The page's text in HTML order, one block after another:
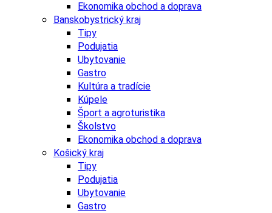
Ekonomika obchod a doprava
Banskobystrický kraj
Tipy
Podujatia
Ubytovanie
Gastro
Kultúra a tradície
Kúpele
Šport a agroturistika
Školstvo
Ekonomika obchod a doprava
Košický kraj
Tipy
Podujatia
Ubytovanie
Gastro